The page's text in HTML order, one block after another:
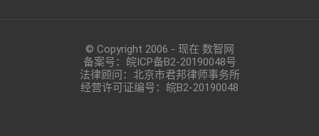
© Copyright 2006 - 现在 数智网
备案号： 皖ICP备B2-20190048号
法律顾问：北京市君邦律师事务所
经营许可证编号：皖B2-20190048